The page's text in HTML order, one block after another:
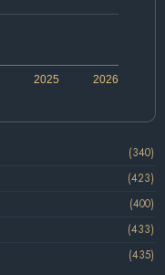
2026
2025
(340)
(423)
(400)
(433)
(435)